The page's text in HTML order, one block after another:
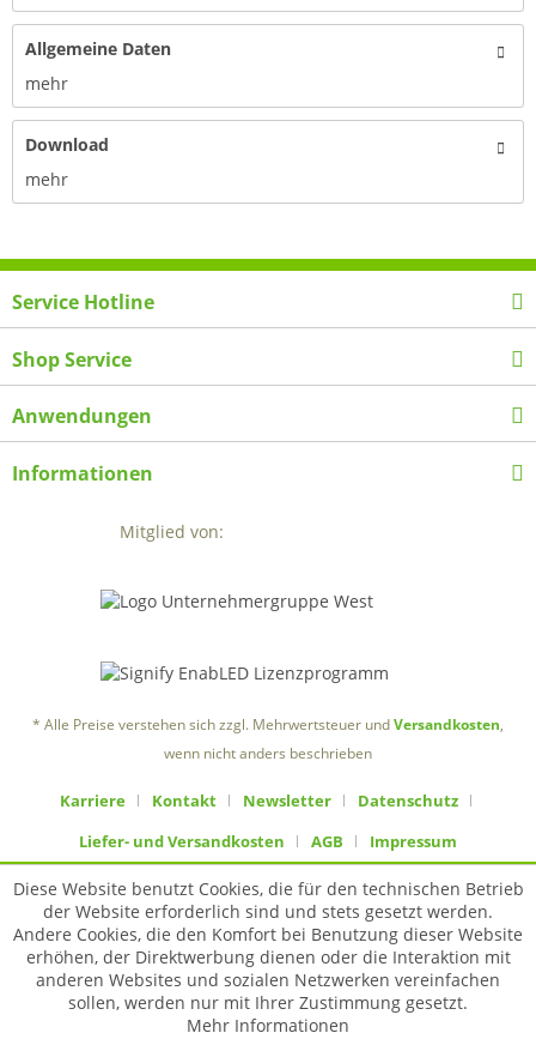
Allgemeine Daten
mehr
Download
mehr
Service Hotline
Shop Service
Anwendungen
Informationen
Mitglied von:
* Alle Preise verstehen sich zzgl. Mehrwertsteuer undVersandkosten,
wenn nicht anders beschrieben
Karriere Kontakt Newsletter
Datenschutz
Liefer- und Versandkosten
AGB Impressum
Diese Website benutzt Cookies, die für den technischen Betrieb
der Website erforderlich sind und stets gesetzt werden.
Andere Cookies, die den Komfort bei Benutzung dieser Website
erhöhen, der Direktwerbung dienen oder die Interaktion mit
anderen Websites und sozialen Netzwerken vereinfachen
sollen, werden nur mit Ihrer Zustimmung gesetzt.
Mehr Informationen